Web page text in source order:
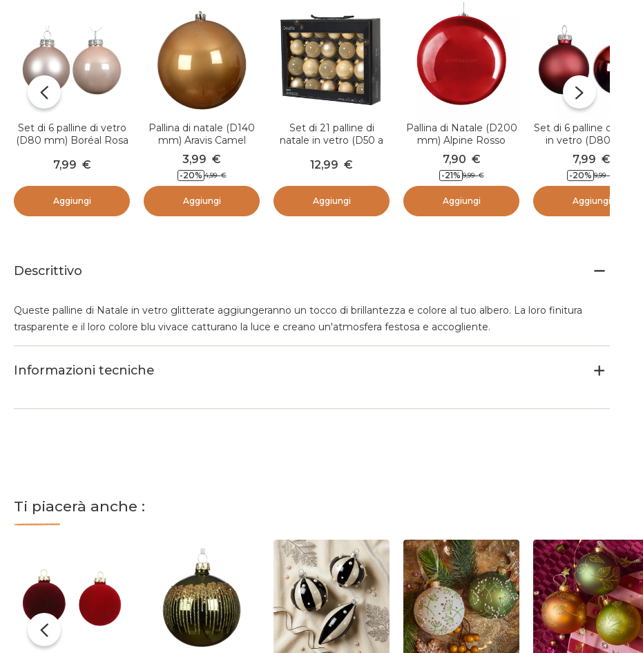
Set di 6 palline di vetro
(D80 mm) Boréal Rosa
7,99 €
Aggiungi
Pallina di natale (D140
mm) Aravis Camel
3,99 €
-20% 4,99 €
Aggiungi
Set di 21 palline di
natale in vetro (D50 a
Cristallo Perla
12,99 €
Aggiungi
Pallina di Natale (D200
mm) Alpine Rosso
7,90 €
-21% 9,99 €
Aggiungi
Set di 6 palline di Natale
in vetro (D80 mm)
Boreale Bordeaux
7,99 €
-20% 9,99
Aggiungi
Descrittivo
Queste palline di Natale in vetro glitterate aggiungeranno un tocco di brillantezza e colore al tuo albero. La loro finitura
trasparente e il loro colore blu vivace catturano la luce e creano un'atmosfera festosa e accogliente.
Informazioni tecniche
Ti piacerà anche :